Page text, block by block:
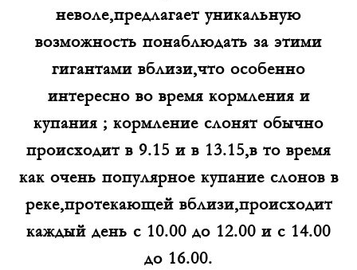
неволе,предлагает уникальную
возможность понаблюдать за этими
гигантами вблизи,что особенно
интересно во время кормления и
купания ; кормление слонят обычно
происходит в 9.15 и в 13.15,в то время
как очень популярное купание слонов в
реке,протекающей вблизи,происходит
каждый день с 10.00 до 12.00 и с 14.00
до 16.00.